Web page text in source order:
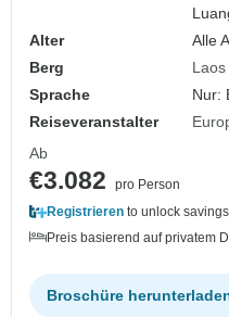
Alter
Alle
Berg
Sprache
Nur:
Reiseveranstalter
Ab
€3.082
pro Person
Registrieren to unlock savings
Preis basierend auf privatem
Broschüre